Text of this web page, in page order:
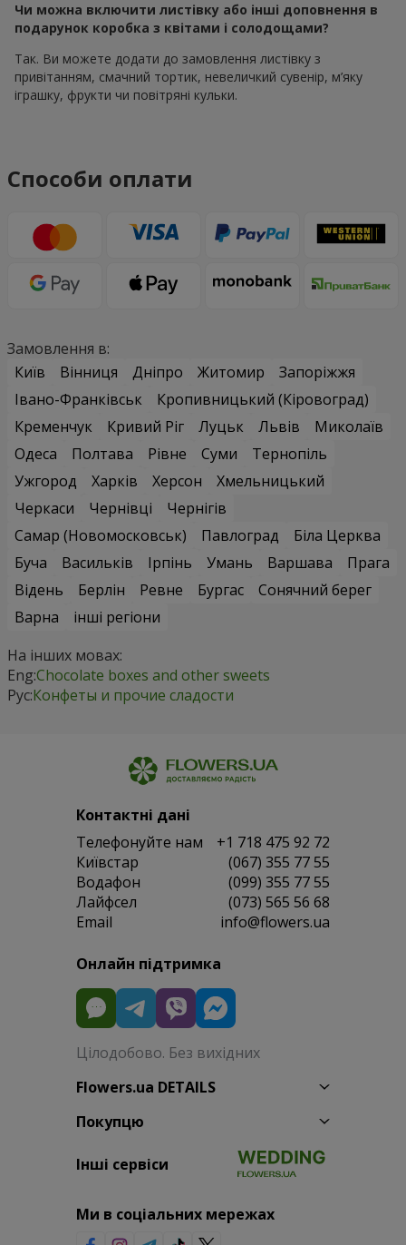
Чи можна включити листівку або інші доповнення в
подарунок коробка з квітами і солодощами?
Так. Ви можете додати до замовлення листівку з
привітанням, смачний тортик, невеличкий сувенір, м’яку
іграшку, фрукти чи повітряні кульки.
Способи оплати
Замовлення в:
Київ
Вінниця Дніпро Житомир
Запоріжжя
Івано-Франківськ
Кропивницький (Кіровоград)
Кременчук
Кривий Ріг Луцьк Львів
Миколаїв
Одеса
Полтава Рівне Суми
Тернопіль
Ужгород
Харків Херсон
Хмельницький
Черкаси
Чернівці
Чернігів
Самар (Новомосковськ)
Павлоград
Біла Церква
Буча
Васильків Ірпінь Умань Варшава
Прага
Відень
Берлін Ревне Бургас
Сонячний берег
Варна
інші регіони
На інших мовах:
Eng:Chocolate boxes and other sweets
Рус:Конфеты и прочие сладости
Контактні дані
Телефонуйте нам
+1 718 475 92 72
Київстар
(067) 355 77 55
Водафон
(099) 355 77 55
Лайфсел
(073) 565 56 68
Email
info@flowers.ua
Онлайн підтримка
Цілодобово. Без вихідних
Flowers.ua DETAILS
Покупцю
Інші сервіси
Ми в соціальних мережах